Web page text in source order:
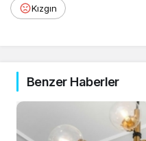
Kızgın
Benzer Haberler